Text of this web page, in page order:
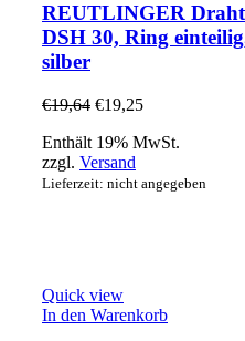
REUTLINGER
DSH 30, Ring
silber
€19,64 €19,25
Enthält 19% MwSt.
zzgl. Versand
Lieferzeit: nicht angegeben
Quick view
In den Warenkorb